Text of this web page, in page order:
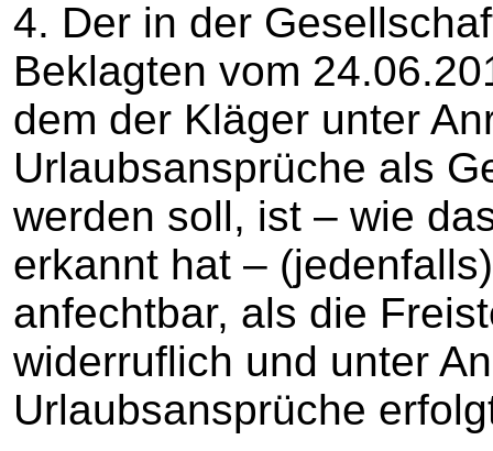
4. Der in der
Beklagten vom
dem der Kläger unter
Urlaubsansprüche als
werden soll, ist – wie
erkannt hat –
anfechtbar, als die
widerruflich und unter
Urlaubsansprüche